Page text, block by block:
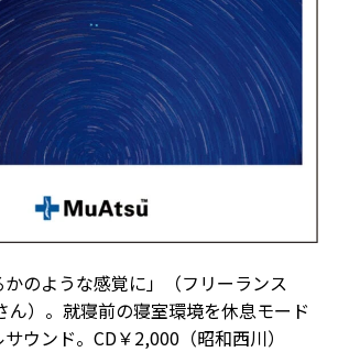
かのような感覚に」（フリーランス
ん）。就寝前の寝室環境を休息モード
ウンド。CD￥2,000（昭和西川）